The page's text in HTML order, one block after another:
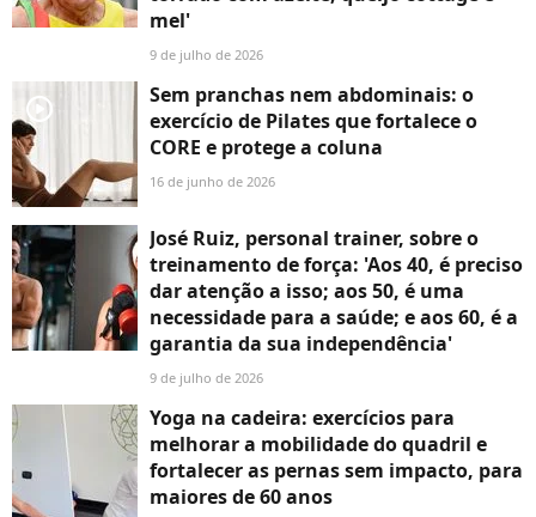
mel'
9 de julho de 2026
player2
Sem pranchas nem abdominais: o
exercício de Pilates que fortalece o
CORE e protege a coluna
16 de junho de 2026
José Ruiz, personal trainer, sobre o
treinamento de força: 'Aos 40, é preciso
dar atenção a isso; aos 50, é uma
necessidade para a saúde; e aos 60, é a
garantia da sua independência'
9 de julho de 2026
Yoga na cadeira: exercícios para
melhorar a mobilidade do quadril e
fortalecer as pernas sem impacto, para
maiores de 60 anos